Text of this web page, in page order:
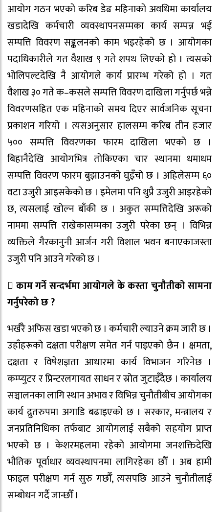
आयोग गठन भएको करिब डेढ महिनाको अवधिमा कार्यालय
खडादेखि कर्मचारी व्यवस्थापनसम्मका कार्य सम्पन्न भई
सम्पत्ति विवरण सङ्कलनको काम भइरहेको छ । आयोगका
पदाधिकारीले गत वैशाख ९ गते शपथ लिएको हो । त्यसको
भोलिपल्टदेखि नै आयोगले कार्य प्रारम्भ गरेको हो । गत
वैशाख ३० गते क–कसले सम्पत्ति विवरण दाखिला गर्नुपर्छ भन्ने
विवरणसहित एक महिनाको समय दिएर सार्वजनिक सूचना
प्रकाशन गरियो । त्यसअनुसार हालसम्म करिब तीन हजार
५०० सम्पत्ति विवरणका फारम दाखिला भएको छ ।
बिहानैदेखि आयोगभित्र तोकिएका चार स्थानमा धमाधम
सम्पत्ति विवरण फारम बुझाउनको घुइँचो छ । अहिलेसम्म ६०
वटा उजुरी आइसकेको छ । इमेलमा पनि थुप्रै उजुरी आइरहेको
छ, त्यसलाई खोल्न बाँकी छ । अकुत सम्पत्तिदेखि अरूको
नाममा सम्पत्ति राखेकासम्मका उजुरी परेका छन् । विभिन्न
व्यक्तिले गैरकानुनी आर्जन गरी विशाल भवन बनाएकाजस्ता
उजुरी पनि आउने गरेको छ ।
 काम गर्ने सन्दर्भमा आयोगले के कस्ता चुनौतीको सामना
गर्नुपरेको छ ?
भर्खरै अफिस खडा भएको छ । कर्मचारी ल्याउने क्रम जारी छ ।
उहाँहरूको दक्षता परीक्षण समेत गर्न पाइएको छैन । क्षमता,
दक्षता र विषेशज्ञता आधारमा कार्य विभाजन गरिनेछ ।
कम्प्युटर र प्रिन्टरलगायत साधन र स्रोत जुटाइँदैछ । कार्यालय
सञ्चालनका लागि स्थान अभाव र विभिन्न चुनौतीबीच आयोगका
कार्य द्रुतरुपमा अगाडि बढाइएको छ । सरकार, मन्त्रालय र
जनप्रतिनिधिका तर्फबाट आयोगलाई सबैको सहयोग प्राप्त
भएको छ । केशरमहलमा रहेको आयोगमा जनशक्तिदेखि
भौतिक पूर्वाधार व्यवस्थापनमा लागिरहेका छौँ । अब हामी
फाइल परीक्षण गर्न सुरु गर्छौँ, त्यसपछि आउने चुनौतीलाई
सम्बोधन गर्दै जान्छौँ ।